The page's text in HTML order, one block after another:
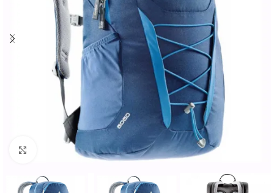
Клацніть, щоб збільшити